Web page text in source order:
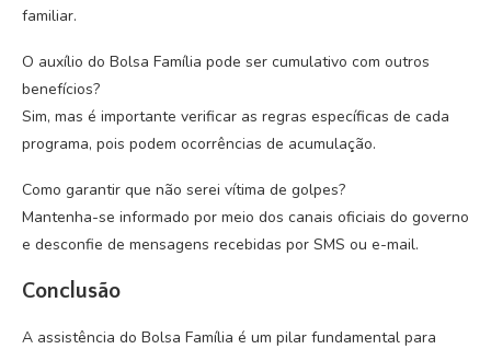
familiar.
O auxílio do Bolsa Família pode ser cumulativo com outros
benefícios?
Sim, mas é importante verificar as regras específicas de cada
programa, pois podem ocorrências de acumulação.
Como garantir que não serei vítima de golpes?
Mantenha-se informado por meio dos canais oficiais do governo
e desconfie de mensagens recebidas por SMS ou e-mail.
Conclusão
A assistência do Bolsa Família é um pilar fundamental para